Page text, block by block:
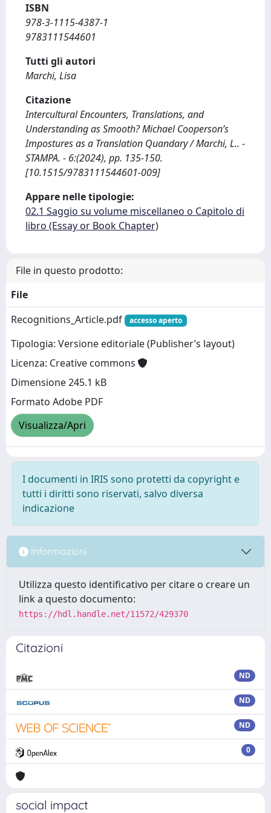
ISBN
978-3-1115-4387-1
9783111544601
Tutti gli autori
Marchi, Lisa
Citazione
Intercultural Encounters, Translations, and
Understanding as Smooth? Michael Cooperson’s
Impostures as a Translation Quandary / Marchi, L.. -
STAMPA. - 6:(2024), pp. 135-150.
[10.1515/9783111544601-009]
Appare nelle tipologie:
02.1 Saggio su volume miscellaneo o Capitolo di
libro (Essay or Book Chapter)
File in questo prodotto:
File
Recognitions_Article.pdf
accesso aperto
Tipologia: Versione editoriale (Publisher’s layout)
Licenza: Creative commons
Dimensione 245.1 kB
Formato Adobe PDF
Visualizza/Apri
I documenti in IRIS sono protetti da copyright e
tutti i diritti sono riservati, salvo diversa
indicazione
Informazioni
Utilizza questo identificativo per citare o creare un
link a questo documento:
https://hdl.handle.net/11572/429370
Citazioni
ND
ND
ND
0
social impact